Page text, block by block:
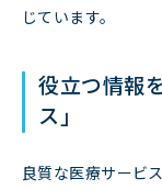
じています。
役立つ情報
ス」
良質な医療サービ